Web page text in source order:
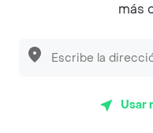
Horarios de
más
Usar